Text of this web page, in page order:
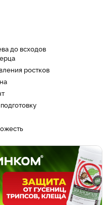
до всходов
ростков